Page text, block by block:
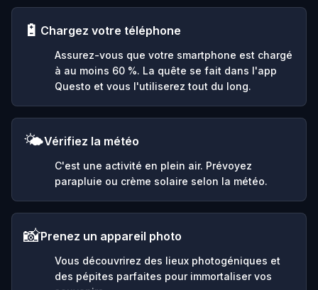
🔋 Chargez votre téléphone
Assurez-vous que votre smartphone est chargé
à au moins 60 %. La quête se fait dans l'app
Questo et vous l'utiliserez tout du long.
🌤️Vérifiez la météo
C'est une activité en plein air. Prévoyez
parapluie ou crème solaire selon la météo.
📸Prenez un appareil photo
Vous découvrirez des lieux photogéniques et
des pépites parfaites pour immortaliser vos